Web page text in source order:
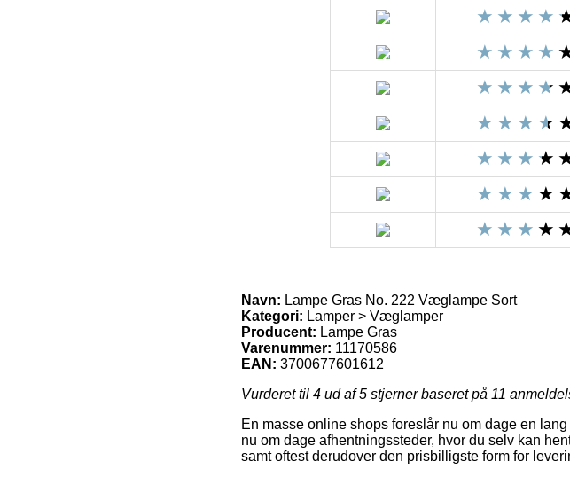
Navn: Lampe Gras No. 222 Væglampe Sort
Kategori: Lamper > Væglamper
Producent: Lampe Gras
Varenummer: 11170586
EAN: 3700677601612
Vurderet til 4 ud af 5 stjerner baseret på 11
En masse online shops foreslår nu om dage en
nu om dage afhentningssteder, hvor du selv kan
samt oftest derudover den prisbilligste form for